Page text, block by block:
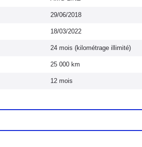
29/06/2018
18/03/2022
24 mois (kilométrage illimité)
25 000 km
12 mois